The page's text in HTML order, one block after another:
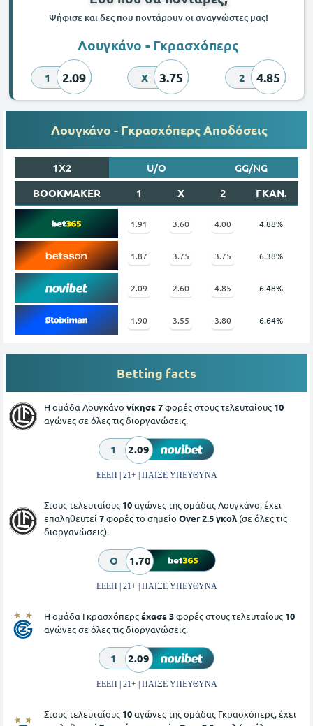
Ψήφισε και δες που ποντάρουν οι αναγνώστες μας!
Λουγκάνο - Γκρασχόπερς
1 2.09 X 3.75 2 4.85
Λουγκάνο - Γκρασχόπερς Αποδόσεις
1X2 U/O
GG/NG
BOOKMAKER
1 X 2 ΓΚΑΝ.
1.91 3.60 4.00 4.88%
1.87 3.75 3.75 6.38%
2.09 2.60 4.85 6.48%
1.90 3.55 3.80 6.64%
Betting facts
Η ομάδα Λουγκάνο νίκησε 7φορές στους τελευταίους 10
αγώνες σε όλες τις διοργανώσεις.
1 2.09
ΕΕΕΠ | 21+ | ΠΑΙΞΕ ΥΠΕΥΘΥΝΑ
Στους τελευταίους 10αγώνες της ομάδας Λουγκάνο, έχει
επαληθευτεί 7φορές το σημείο Over 2.5 γκολ (σε όλες τις
διοργανώσεις).
O 1.70
ΕΕΕΠ | 21+ | ΠΑΙΞΕ ΥΠΕΥΘΥΝΑ
Η ομάδα Γκρασχόπερςέχασε 3φορές στους τελευταίους 10
αγώνες σε όλες τις διοργανώσεις.
1 2.09
ΕΕΕΠ | 21+ | ΠΑΙΞΕ ΥΠΕΥΘΥΝΑ
Στους τελευταίους 10αγώνες της ομάδας Γκρασχόπερς, έχει